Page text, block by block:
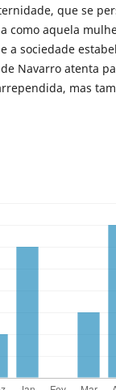
que se
como aquela
a sociedade
Navarro atenta
mas